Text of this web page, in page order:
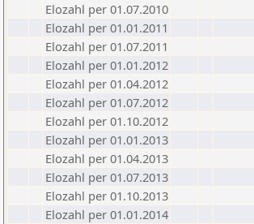
Elozahl per 01.07.2010
Elozahl per 01.01.2011
Elozahl per 01.07.2011
Elozahl per 01.01.2012
Elozahl per 01.04.2012
Elozahl per 01.07.2012
Elozahl per 01.10.2012
Elozahl per 01.01.2013
Elozahl per 01.04.2013
Elozahl per 01.07.2013
Elozahl per 01.10.2013
Elozahl per 01.01.2014